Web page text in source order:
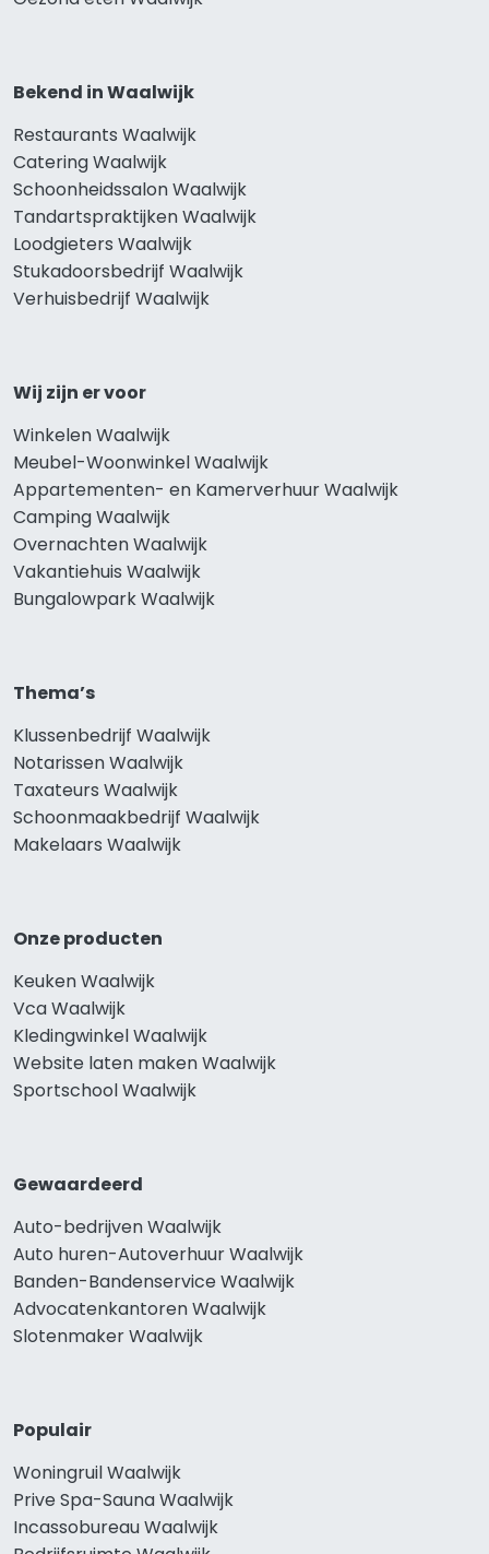
Bekend in Waalwijk
Restaurants Waalwijk
Catering Waalwijk
Schoonheidssalon Waalwijk
Tandartspraktijken Waalwijk
Loodgieters Waalwijk
Stukadoorsbedrijf Waalwijk
Verhuisbedrijf Waalwijk
Wij zijn er voor
Winkelen Waalwijk
Meubel-Woonwinkel Waalwijk
Appartementen- en Kamerverhuur Waalwijk
Camping Waalwijk
Overnachten Waalwijk
Vakantiehuis Waalwijk
Bungalowpark Waalwijk
Thema’s
Klussenbedrijf Waalwijk
Notarissen Waalwijk
Taxateurs Waalwijk
Schoonmaakbedrijf Waalwijk
Makelaars Waalwijk
Onze producten
Keuken Waalwijk
Vca Waalwijk
Kledingwinkel Waalwijk
Website laten maken Waalwijk
Sportschool Waalwijk
Gewaardeerd
Auto-bedrijven Waalwijk
Auto huren-Autoverhuur Waalwijk
Banden-Bandenservice Waalwijk
Advocatenkantoren Waalwijk
Slotenmaker Waalwijk
Populair
Woningruil Waalwijk
Prive Spa-Sauna Waalwijk
Incassobureau Waalwijk